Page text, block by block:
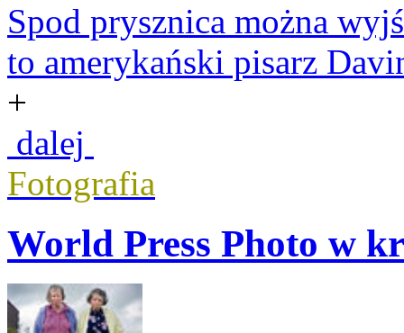
Spod prysznica można
to amerykański pisarz
+
dalej
Fotografia
World Press Photo w